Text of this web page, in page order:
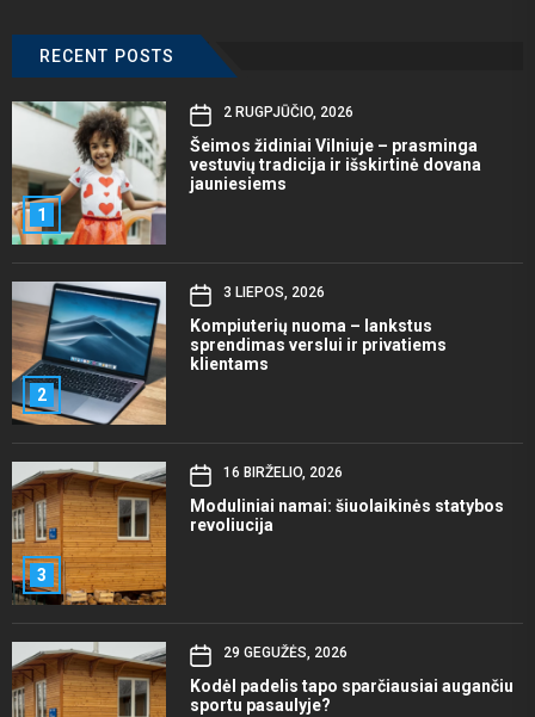
RECENT POSTS
1
2 RUGPJŪČIO, 2026
Šeimos židiniai Vilniuje – prasminga
vestuvių tradicija ir išskirtinė dovana
jauniesiems
2
3 LIEPOS, 2026
Kompiuterių nuoma – lankstus
sprendimas verslui ir privatiems
klientams
3
16 BIRŽELIO, 2026
Moduliniai namai: šiuolaikinės statybos
revoliucija
29 GEGUŽĖS, 2026
Kodėl padelis tapo sparčiausiai augančiu
sportu pasaulyje?